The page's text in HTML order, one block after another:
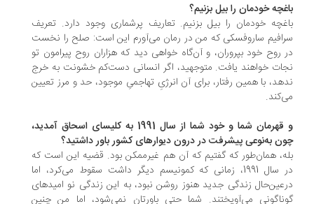
خودمان را بیل بزنیم؟
خودمان را بیل بزنیم. تعاریف پرشماری وجود دارد. تعریف
ساروفسکی که من در رمان می‌آورم این است: صلح را نخست
روح خود بپروران، و آن‌گاه خواهی دید که هزاران روح پیرامون تو
خواهند یافت. متوجهید، اگر انسانی دست‌کم خشونت به خرج
با همین رفتار، برای آن انرژیِ تهاجمیِ موجود، حد و مرز تعیین
و قهرمان شما و خود شما از سال 1991 به کلیسای اسحاق آمدید،
به‌نوعی پیشرفت در درون دیوارهای کشور باور داشتید؟
همان‌طور که گفتیم که آن هم غیرممکن بود. قضیه این است که
در سال 1991، زمانی که کمونیسم دیگر داشت سقوط می‌کرد، اما
زندگی جدید هنوز روشن نبود، به این زندگی نو امیدهای
می‌آویختند. شما حتی باورتان نمی‌شود، اما من چنین